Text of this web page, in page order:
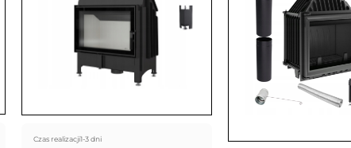
Czas realizacji1-3 dni